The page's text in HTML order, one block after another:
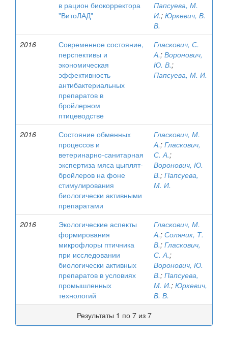
в рацион биокорректора
"ВитоЛАД"
Папсуева, М.
И.; Юркевич, В.
В.
2016
Современное состояние,
перспективы и
экономическая
эффективность
антибактериальных
препаратов в
бройлерном
птицеводстве
Гласкович, С.
А.; Воронович,
Ю. В.;
Папсуева, М. И.
2016
Состояние обменных
процессов и
ветеринарно-санитарная
экспертиза мяса цыплят-
бройлеров на фоне
стимулирования
биологически активными
препаратами
Гласкович, М.
А.; Гласкович,
С. А.;
Воронович, Ю.
В.; Папсуева,
М. И.
2016
Экологические аспекты
формирования
микрофлоры птичника
при исследовании
биологически активных
препаратов в условиях
промышленных
технологий
Гласкович, М.
А.; Соляник, Т.
В.; Гласкович,
С. А.;
Воронович, Ю.
В.; Папсуева,
М. И.; Юркевич,
В. В.
Результаты 1 по 7 из 7